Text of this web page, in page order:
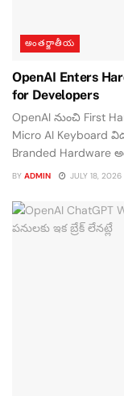
అంతర్జాతీయ
OpenAI Enters
for Developers
OpenAI నుంచి First
Micro AI Keyboard
Branded Hardware
BY ADMIN JULY 18, 2026